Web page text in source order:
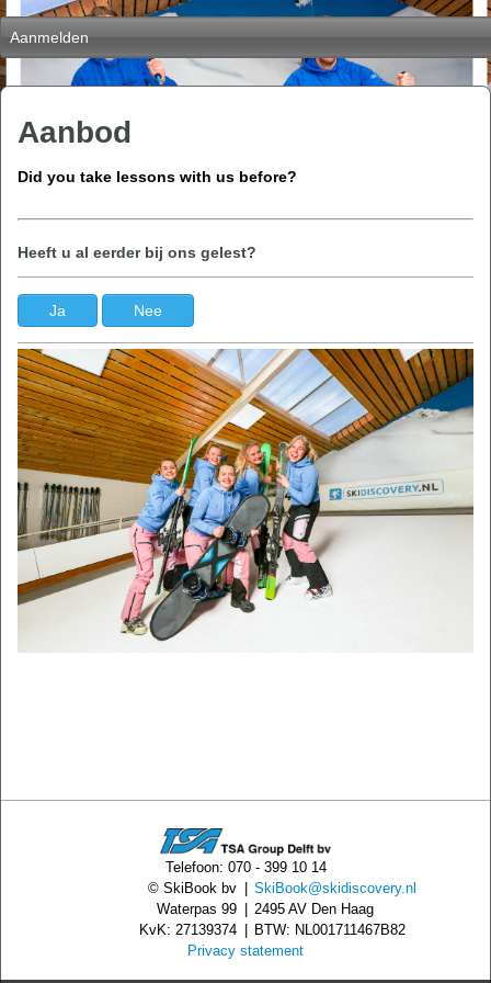
Aanmelden
Aanbod
Did you take lessons with us before?
Heeft u al eerder bij ons gelest?
Telefoon: 070 - 399 10 14
© SkiBook bv
SkiBook@skidiscovery.nl
Waterpas 99
2495 AV Den Haag
KvK: 27139374
BTW: NL001711467B82
Privacy statement